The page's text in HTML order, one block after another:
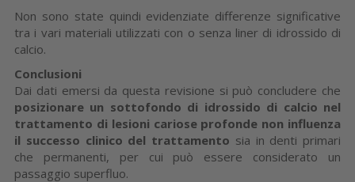
Non sono state quindi evidenziate differenze significative
tra i vari materiali utilizzati con o senza liner di idrossido di
calcio.
Conclusioni
Dai dati emersi da questa revisione si può concludere che
posizionare un sottofondo di idrossido di calcio nel
trattamento di lesioni cariose profonde non influenza
il successo clinico del trattamento sia in denti primari
che permanenti, per cui può essere considerato un
passaggio superfluo.